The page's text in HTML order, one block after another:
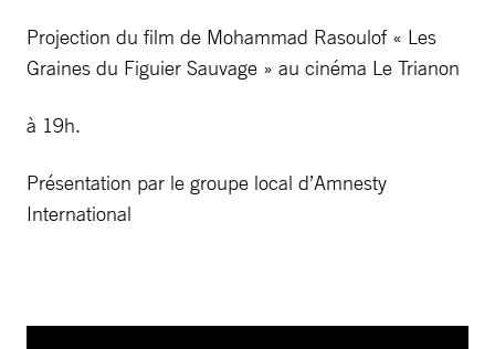
Projection du film de Mohammad Rasoulof « Les
Graines du Figuier Sauvage » au cinéma Le Trianon
à 19h.
Présentation par le groupe local d’Amnesty
International